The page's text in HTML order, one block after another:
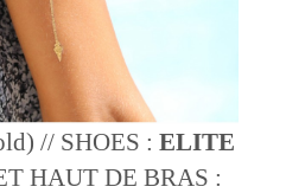
// SHOES :ELITE
HAUT DE BRAS :